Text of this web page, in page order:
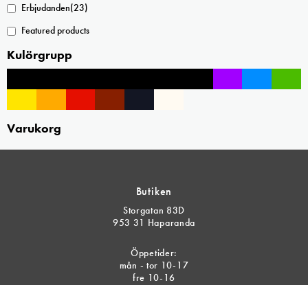
Erbjudanden(23)
Featured products
Kulörgrupp
Varukorg
Butiken
Storgatan 83D
953 31 Haparanda
Öppetider:
mån - tor 10-17
fre 10-16